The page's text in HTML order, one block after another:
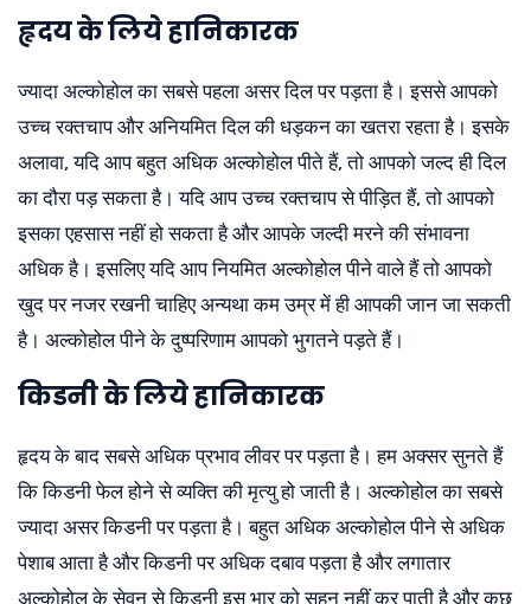
हृदय के लिये हानिकारक
ज्यादा अल्कोहोल का सबसे पहला असर दिल पर पड़ता है। इससे आपको
उच्च रक्तचाप और अनियमित दिल की धड़कन का खतरा रहता है। इसके
अलावा, यदि आप बहुत अधिक अल्कोहोल पीते हैं, तो आपको जल्द ही दिल
का दौरा पड़ सकता है। यदि आप उच्च रक्तचाप से पीड़ित हैं, तो आपको
इसका एहसास नहीं हो सकता है और आपके जल्दी मरने की संभावना
अधिक है। इसलिए यदि आप नियमित अल्कोहोल पीने वाले हैं तो आपको
खुद पर नजर रखनी चाहिए अन्यथा कम उम्र में ही आपकी जान जा सकती
है। अल्कोहोल पीने के दुष्परिणाम आपको भुगतने पड़ते हैं।
किडनी के लिये हानिकारक
हृदय के बाद सबसे अधिक प्रभाव लीवर पर पड़ता है। हम अक्सर सुनते हैं
कि किडनी फेल होने से व्यक्ति की मृत्यु हो जाती है। अल्कोहोल का सबसे
ज्यादा असर किडनी पर पड़ता है। बहुत अधिक अल्कोहोल पीने से अधिक
पेशाब आता है और किडनी पर अधिक दबाव पड़ता है और लगातार
अल्कोहोल के सेवन से किडनी इस भार को सहन नहीं कर पाती है और कुछ